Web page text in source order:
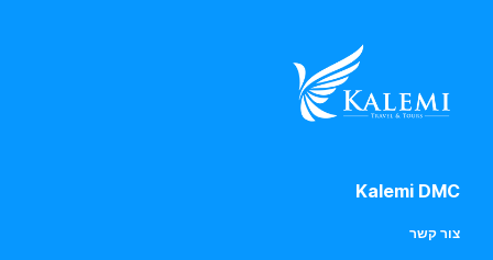
Kalemi DMC
צור קשר